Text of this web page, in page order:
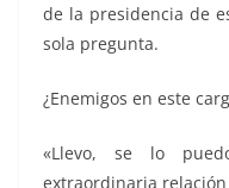
de la presidencia de
sola pregunta.
¿Enemigos en este
«Llevo, se lo
extraordinaria